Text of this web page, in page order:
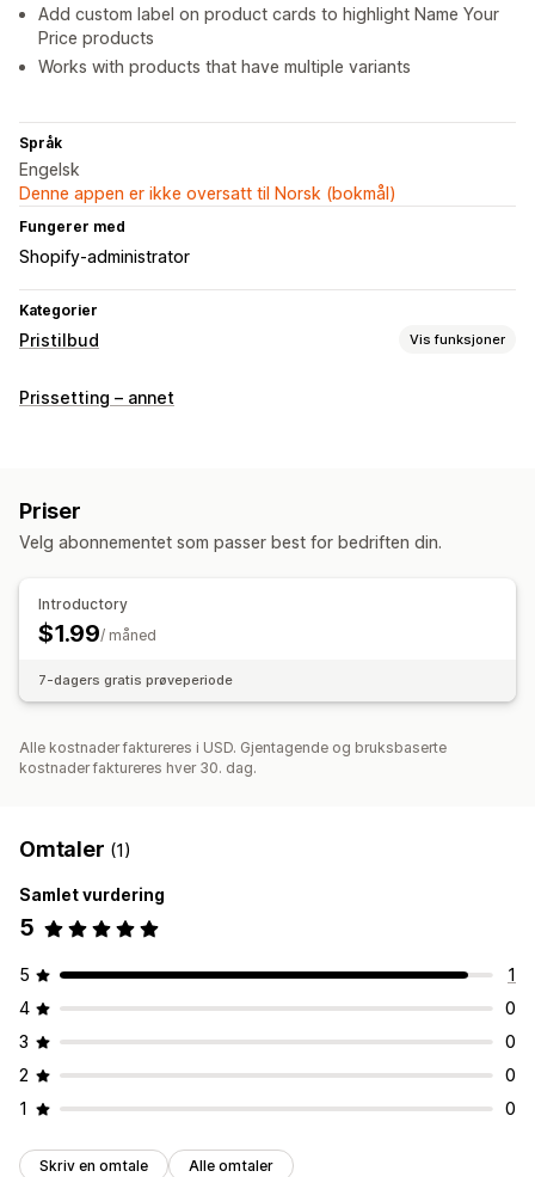
Add custom label on product cards to highlight Name Your
Price products
Works with products that have multiple variants
Språk
Engelsk
Denne appen er ikke oversatt til Norsk (bokmål)
Fungerer med
Shopify-administrator
Kategorier
Pristilbud Vis funksjoner
Prisregler
Tilpasset visning
Prissetting – annet
Priser
Velg abonnementet som passer best for bedriften din.
Introductory
$1.99/ måned
7-dagers gratis prøveperiode
Alle kostnader faktureres i USD. Gjentagende og bruksbaserte
kostnader faktureres hver 30. dag.
Omtaler (1)
Samlet vurdering
5
5
1
4
0
3
0
2
0
1
0
Skriv en omtale Alle omtaler